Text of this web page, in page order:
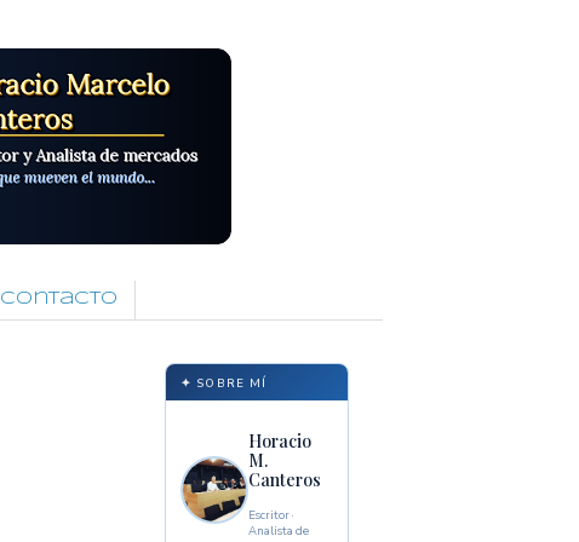
Contacto
✦ SOBRE MÍ
Horacio
M.
Canteros
Escritor ·
Analista de